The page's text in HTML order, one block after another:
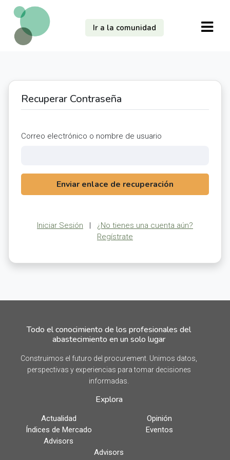
Ir a la comunidad
Recuperar Contraseña
Correo electrónico o nombre de usuario
Enviar enlace de recuperación
Iniciar Sesión | ¿No tienes una cuenta aún?
Regístrate
Todo el conocimiento de los profesionales del
abastecimiento en un solo lugar
Construimos el futuro del procurement. Unimos datos,
perspectivas y experiencias para tomar decisiones
informadas.
Explora
Actualidad
Opinión
Índices de Mercado
Eventos
Advisors
Advisors